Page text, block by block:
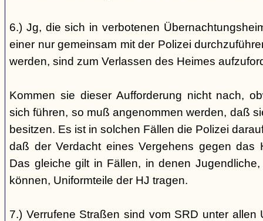
6.) Jg, die sich in verbotenen
einer nur gemeinsam mit der Polizei
werden, sind zum Verlassen des Heimes
Kommen sie dieser Aufforderung nicht nach,
sich führen, so muß angenommen werden, daß
besitzen. Es ist in solchen Fällen die Polizei
daß der Verdacht eines Vergehens gegen das
Das gleiche gilt in Fällen, in denen
können, Uniformteile der HJ tragen.
7.) Verrufene Straßen sind vom SRD unter allen